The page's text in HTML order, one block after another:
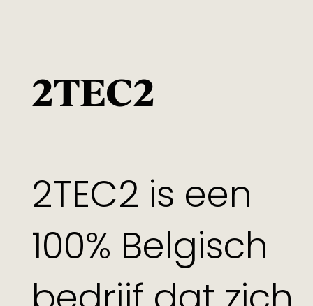
2TEC2
2TEC2 is een
100% Belgisch